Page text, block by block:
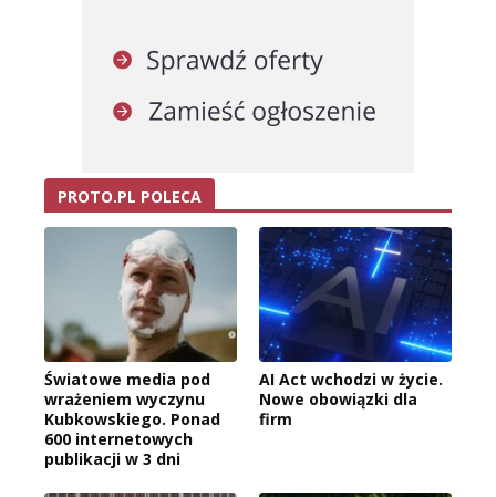
PROTO.PL POLECA
Światowe media pod
wrażeniem wyczynu
Kubkowskiego. Ponad
600 internetowych
publikacji w 3 dni
AI Act wchodzi w życie.
Nowe obowiązki dla
firm